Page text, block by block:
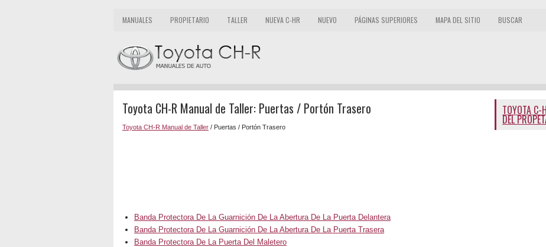
MANUALES PROPIETARIO TALLER NUEVA C-HR NUEVO PÁGINAS SUPERIORES MAPA DEL SITIO BUSCAR
Toyota CH-R Manual de Taller: Puertas / Portón Trasero
Toyota CH-R Manual de Taller / Puertas / Portón Trasero
Banda Protectora De La Guarnición De La Abertura De La Puerta Delantera
Banda Protectora De La Guarnición De La Abertura De La Puerta Trasera
Banda Protectora De La Puerta Del Maletero
TOYOTA
DEL